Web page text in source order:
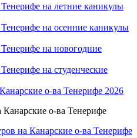
на летние каникулы
на осенние каникулы
на новогодние
на студенческие
о-ва Тенерифе 2026
о-ва Тенерифе
на Канарские о-ва Тенерифе